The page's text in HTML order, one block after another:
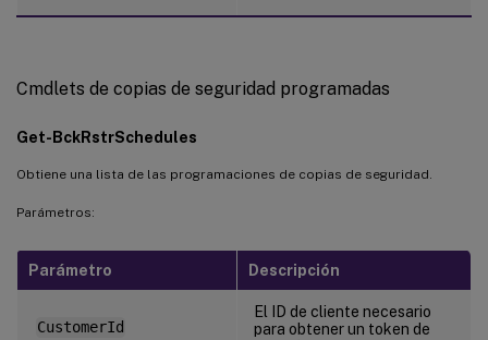
Cmdlets de copias de seguridad programadas
Get-BckRstrSchedules
Obtiene una lista de las programaciones de copias de seguridad.
Parámetros:
Parámetro Descripción
CustomerId
El ID de cliente necesario
para obtener un token de